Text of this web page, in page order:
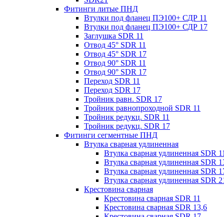
Фитинги литые ПНД
Втулки под фланец ПЭ100+ СДР 11
Втулки под фланец ПЭ100+ СДР 17
Заглушка SDR 11
Отвод 45° SDR 11
Отвод 45° SDR 17
Отвод 90° SDR 11
Отвод 90° SDR 17
Переход SDR 11
Переход SDR 17
Тройник равн. SDR 17
Тройник равнопроходной SDR 11
Тройник редукц. SDR 11
Тройник редукц. SDR 17
Фитинги сегментные ПНД
Втулка сварная удлиненная
Втулка сварная удлиненная SDR 11
Втулка сварная удлиненная SDR
Втулка сварная удлиненная SDR
Втулка сварная удлиненная SDR
Крестовина сварная
Крестовина сварная SDR 11
Крестовина сварная SDR 13,6